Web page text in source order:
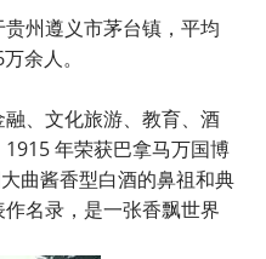
州遵义市茅台镇，平均
余人。
、文化旅游、教育、酒
年荣获巴拿马万国博
曲酱香型白酒的鼻祖和典
名录，是一张香飘世界